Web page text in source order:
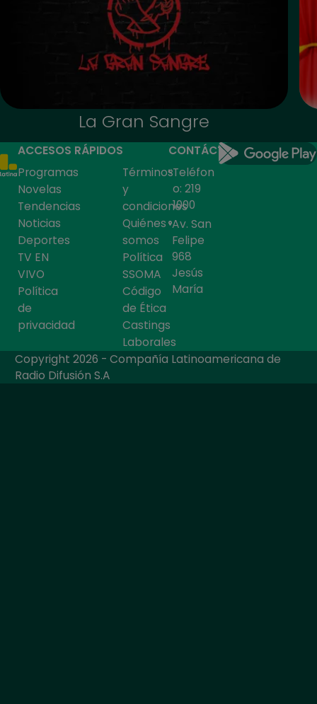
La Gran Sangre
ACCESOS RÁPIDOS
Programas
Novelas
Tendencias
Noticias
Deportes
TV EN
VIVO
Política
de
privacidad
Términos
y
condiciones
Quiénes
somos
Política
SSOMA
Código
de Ética
Castings
Laborales
CONTÁCTANOS
Teléfon
o: 219
1000
Av. San
Felipe
968
Jesús
María
Copyright 2026 - Compañía Latinoamericana de
Radio Difusión S.A